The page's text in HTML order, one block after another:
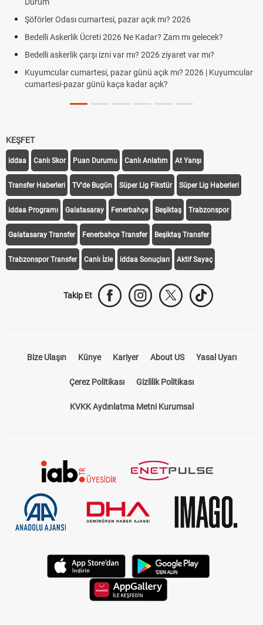
Şöförler Odası cumartesi, pazar açık mı? 2026
Bedelli Askerlik Ücreti 2026 Ne Kadar? Zam mı gelecek?
Bedelli askerlik çarşı izni var mı? 2026 ziyaret var mı?
Kuyumcular cumartesi, pazar günü açık mı? 2026 | Kuyumcular
cumartesi-pazar günü kaça kadar açık?
KEŞFET
iddaa Canlı Skor Puan Durumu Canlı Anlatım At Yarışı
Transfer Haberleri TV'de Bugün Süper Lig Fikstür Süper Lig Haberleri
iddaa Programı Galatasaray Fenerbahçe Beşiktaş Trabzonspor
Galatasaray Transfer Fenerbahçe Transfer Beşiktaş Transfer
Trabzonspor Transfer Canlı İzle iddaa Sonuçları Aktif Sayaç
Takip Et
Bize Ulaşın Künye Kariyer About US Yasal Uyarı
Çerez Politikası Gizlilik Politikası
KVKK Aydınlatma Metni Kurumsal